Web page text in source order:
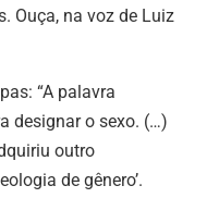
Ouça, na voz de Luiz
“A palavra
designar o sexo. (…)
outro
de gênero’.